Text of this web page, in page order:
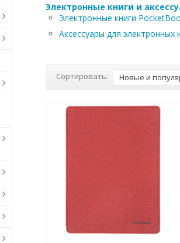
Электронные книги и
Электронные книги
Аксессуары для электронных
Сортировать: Новые и